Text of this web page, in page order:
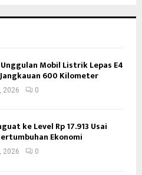
Mobil Listrik Lepas E4
600 Kilometer
2026 0
ke Level Rp 17.913 Usai
Ekonomi
2026 0